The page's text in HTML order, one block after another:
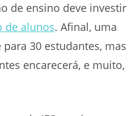
de ensino deve investir
de alunos. Afinal, uma
30 estudantes, mas
encarecerá, e muito,